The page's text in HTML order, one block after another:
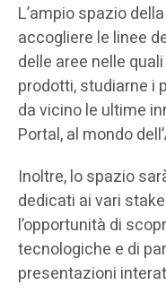
L’ampio spazio
accogliere le linee
delle aree nelle
prodotti, studiarne i
da vicino le ultime
Portal, al mondo
Inoltre, lo spazio
dedicati ai vari
l’opportunità di
tecnologiche e di
presentazioni